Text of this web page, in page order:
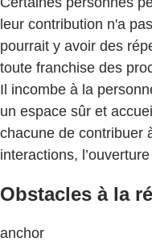
leur contribution n'a
pourrait y avoir des
toute franchise des
Il incombe à la
un espace sûr et
chacune de contribuer
interactions,
Obstacles à la
anchor